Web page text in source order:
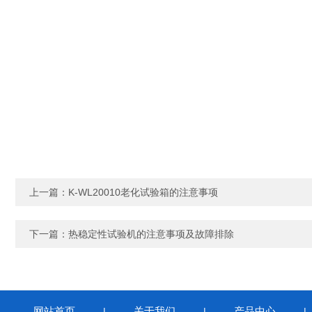
上一篇： K-WL20010老化试验箱的注意事项
下一篇： 热稳定性试验机的注意事项及故障排除